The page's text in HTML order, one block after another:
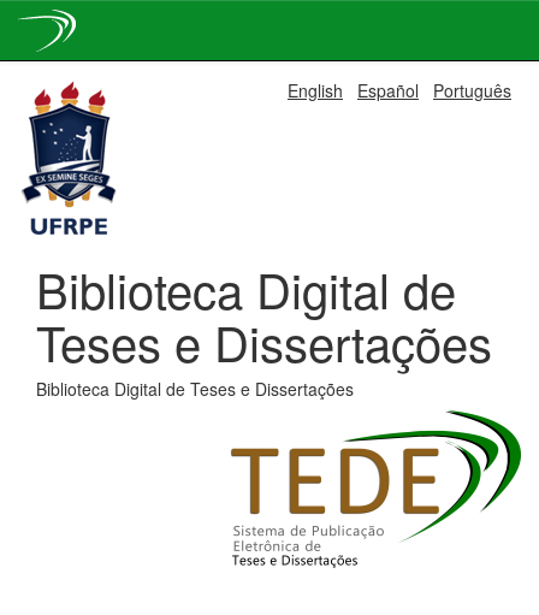
navigation
English Español Português
Biblioteca Digital de
Teses e Dissertações
Biblioteca Digital de Teses e Dissertações